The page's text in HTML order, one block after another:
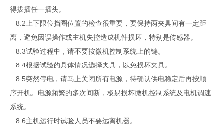
得拔插任一插头。
8.2上下限位挡圈位置的检查很重要，要保持两夹具间有一定距
离，避免因误操作或主机失控造成机件损坏，特别是传感器。
8.3试验过程中，请不要按微机控制系统上的键。
8.4根据试验的具体情况选择夹具，以免损坏夹具。
8.5突然停电，请马上关闭所有电源，待确认供电稳定后再按顺
序开机。电源频繁的多次间断，极易损坏微机控制系统及电机调速
系统。
8.6主机运行时试验人员不要远离机器。